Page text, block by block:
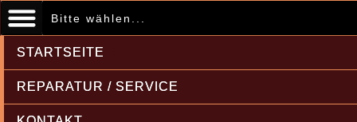
Bitte wählen...
STARTSEITE
REPARATUR / SERVICE